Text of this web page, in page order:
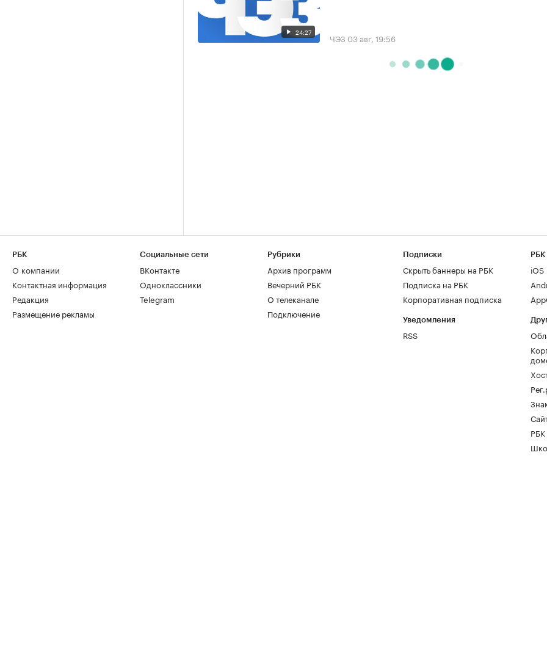
24:27 ЧЭЗ 03 авг, 19:56
РБК
О компании
Контактная информация
Редакция
Размещение рекламы
Социальные сети
ВКонтакте
Одноклассники
Telegram
Рубрики
Архив программ
Вечерний РБК
О телеканале
Подключение
Подписки
Скрыть баннеры на РБК
Подписка на РБК
Корпоративная подписка
Уведомления
RSS
РБК
iOS